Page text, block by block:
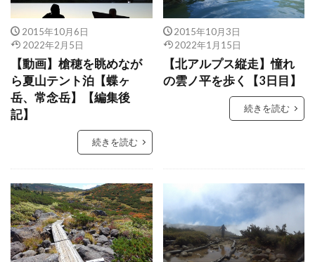
2015年10月6日
2022年2月5日
【動画】槍穂を眺めなが
ら夏山テント泊【蝶ヶ
岳、常念岳】【編集後
記】
続きを読む
2015年10月3日
2022年1月15日
【北アルプス縦走】憧れ
の雲ノ平を歩く【3日目】
続きを読む